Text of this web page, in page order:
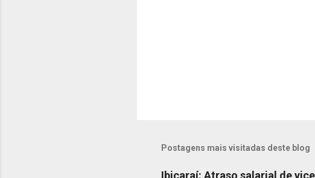
Postagens mais visitadas deste blog
Ibicaraí: Atraso salarial de